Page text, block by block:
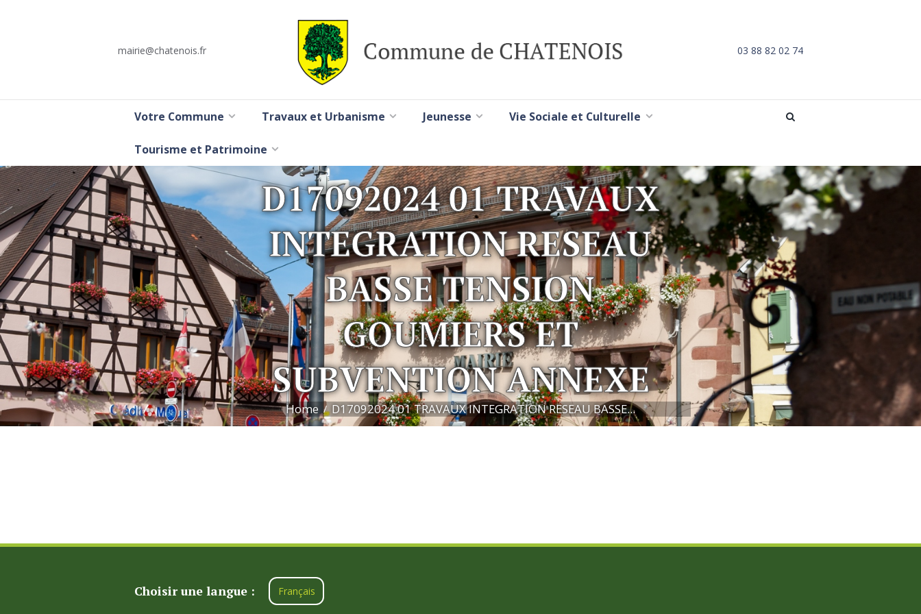
mairie@chatenois.fr 03 88 82 02 74
Votre Commune Travaux et Urbanisme Jeunesse Vie Sociale et Culturelle
Tourisme et Patrimoine
D17092024 01 TRAVAUX
INTEGRATION RESEAU
BASSE TENSION
GOUMIERS ET
SUBVENTION ANNEXE
Home D17092024 01 TRAVAUX INTEGRATION RESEAU BASSE...
Choisir une langue : Français